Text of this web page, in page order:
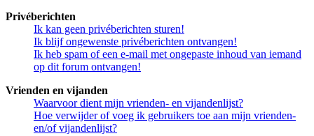
Privéberichten
Ik kan geen privéberichten sturen!
Ik blijf ongewenste privéberichten ontvangen!
Ik heb spam of een e-mail met ongepaste inhoud van iemand
op dit forum ontvangen!
Vrienden en vijanden
Waarvoor dient mijn vrienden- en vijandenlijst?
Hoe verwijder of voeg ik gebruikers toe aan mijn vrienden-
en/of vijandenlijst?